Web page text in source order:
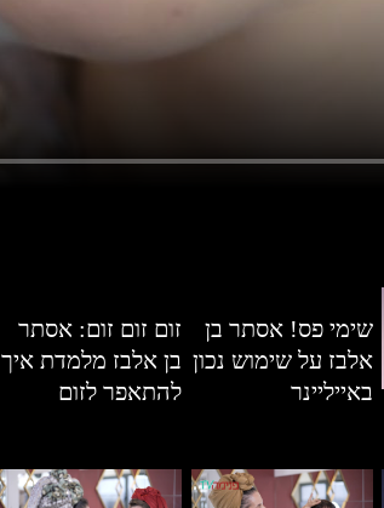
שימי פס! אסתר בן
אלבז על שימוש נכון
באייליינר
זום זום זום: אסתר
בן אלבז מלמדת איך
להתאפר לזום